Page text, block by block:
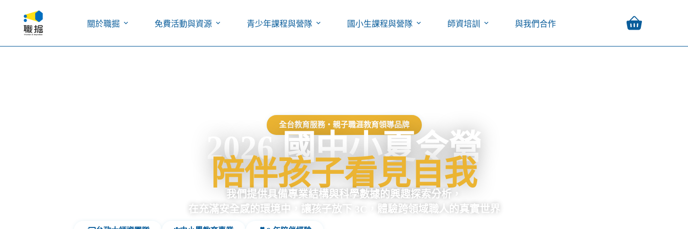
關於職掘 免費活動與資源 青少年課程與營隊 國小生課程與營隊 師資培訓 與我們合作
全台教育服務・親子職涯教育領導品牌
2026 國中小夏令營
陪伴孩子看見自我
我們提供具備專業結構與科學數據的興趣探索分析，
在充滿安全感的環境中，讓孩子放下 3C，體驗跨領域職人的真實世界